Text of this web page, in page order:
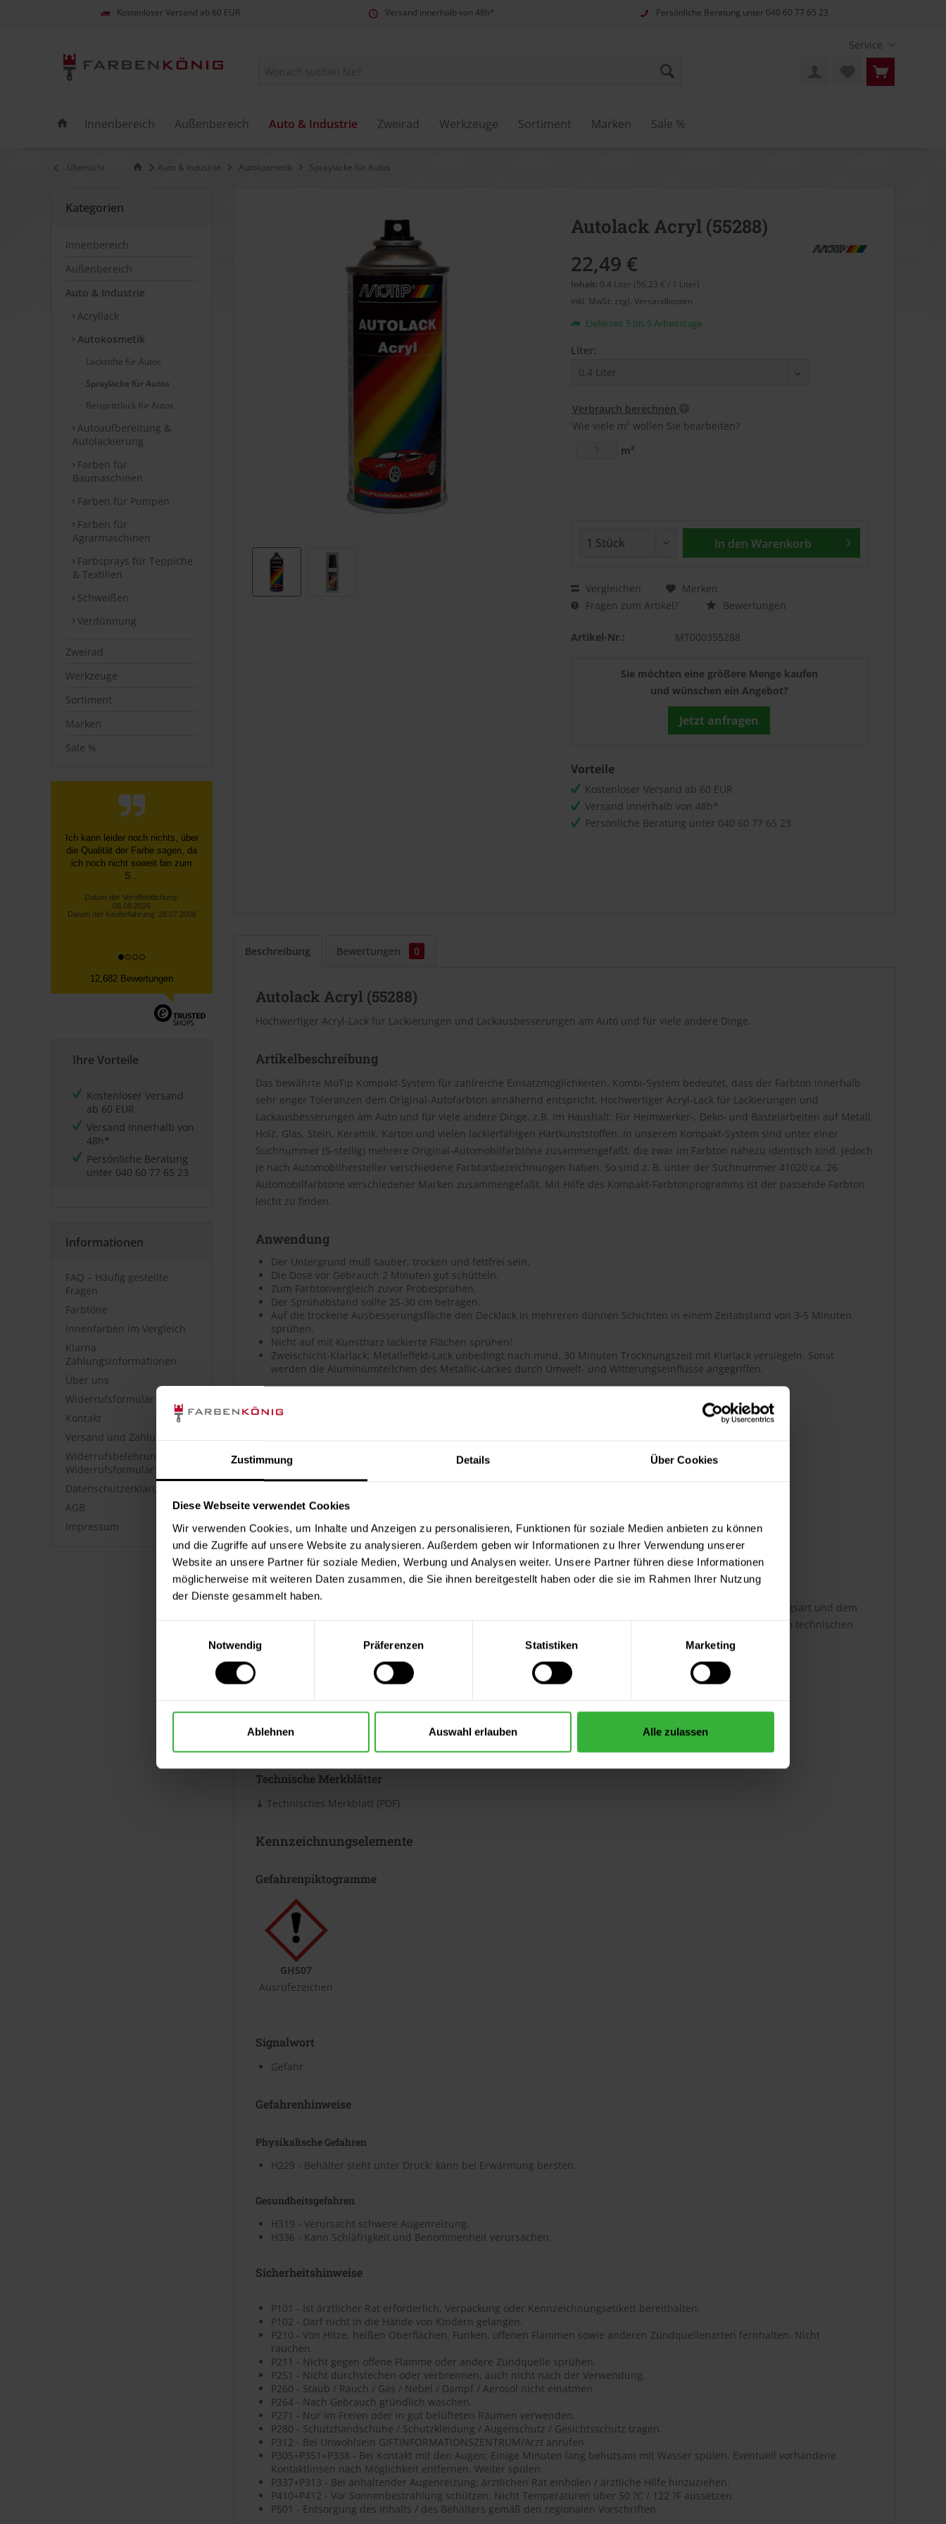
Zustimmung Details Über Cookies
Diese Webseite verwendet Cookies
Wir verwenden Cookies, um Inhalte und Anzeigen zu personalisieren, Funktionen für soziale Medien anbieten zu können
und die Zugriffe auf unsere Website zu analysieren. Außerdem geben wir Informationen zu Ihrer Verwendung unserer
Website an unsere Partner für soziale Medien, Werbung und Analysen weiter. Unsere Partner führen diese Informationen
möglicherweise mit weiteren Daten zusammen, die Sie ihnen bereitgestellt haben oder die sie im Rahmen Ihrer Nutzung
der Dienste gesammelt haben.
Notwendig
Präferenzen Statistiken Marketing
Ablehnen Auswahl erlauben Alle zulassen
Kostenloser Versand ab 60 EUR Versand innerhalb von 48h* Persönliche Beratung unter 040 60 77 65 23
Service
Innenbereich Außenbereich Auto & Industrie Zweirad Werkzeuge Sortiment Marken Sale %
Übersicht Auto & Industrie Autokosmetik Spraylacke für Autos
Kategorien
Innenbereich
Außenbereich
Auto & Industrie
Acryllack
Autokosmetik
Lackstifte für Autos
Spraylacke für Autos
Beispritzlack für Autos
Autoaufbereitung &
Autolackierung
Farben für
Baumaschinen
Farben für Pumpen
Farben für
Agrarmaschinen
Farbsprays für Teppiche
& Textilien
Schweißen
Verdünnung
Zweirad
Werkzeuge
Sortiment
Marken
Sale %
Alles bestens.
Datum der Veröffentlichung:
08.08.2026
Datum der Kauferfahrung: 30.07.2026
12,682 Bewertungen
Ihre Vorteile
Kostenloser Versand
ab 60 EUR
Versand innerhalb von
48h*
Persönliche Beratung
unter 040 60 77 65 23
Informationen
FAQ – Häufig gestellte
Fragen
Farbtöne
Innenfarben im Vergleich
Klarna
Zahlungsinformationen
Über uns
Widerrufsformular
Kontakt
Versand und Zahlung
Widerrufsbelehrung &
Widerrufsformular
Datenschutzerklärung
AGB
Impressum
Autolack Acryl (55288)
22,49 €
Inhalt: 0.4 Liter (56,23 € / 1 Liter)
inkl. MwSt. zzgl. Versandkosten
Lieferzeit 5 bis 9 Arbeitstage
Liter:
Verbrauch berechnen
Wie viele m² wollen Sie bearbeiten?
m²
In den Warenkorb
Vergleichen
Merken
Fragen zum Artikel?
Bewertungen
Artikel-Nr.: MT000355288
Sie möchten eine größere Menge kaufen
und wünschen ein Angebot?
Jetzt anfragen
Vorteile
Kostenloser Versand ab 60 EUR
Versand innerhalb von 48h*
Persönliche Beratung unter 040 60 77 65 23
Beschreibung Bewertungen 0
Autolack Acryl (55288)
Hochwertiger Acryl-Lack für Lackierungen und Lackausbesserungen am Auto und für viele andere Dinge.
Artikelbeschreibung
Das bewährte MoTip Kompakt-System für zahlreiche Einsatzmöglichkeiten. Kombi-System bedeutet, dass der Farbton innerhalb
sehr enger Toleranzen dem Original-Autofarbton annähernd entspricht. Hochwertiger Acryl-Lack für Lackierungen und
Lackausbesserungen am Auto und für viele andere Dinge. z.B. Im Haushalt: Für Heimwerker-, Deko- und Bastelarbeiten auf Metall,
Holz, Glas, Stein, Keramik, Karton und vielen lackierfähigen Hartkunststoffen. In unserem Kompakt-System sind unter einer
Suchnummer (5-stellig) mehrere Original-Automobilfarbtöne zusammengefaßt, die zwar im Farbton nahezu identisch sind, jedoch
je nach Automobilhersteller verschiedene Farbtonbezeichnungen haben. So sind z. B. unter der Suchnummer 41020 ca. 26
Automobilfarbtöne verschiedener Marken zusammengefaßt. Mit Hilfe des Kompakt-Farbtonprogramms ist der passende Farbton
leicht zu finden.
Anwendung
Der Untergrund muß sauber, trocken und fettfrei sein.
Die Dose vor Gebrauch 2 Minuten gut schütteln.
Zum Farbtonvergleich zuvor Probesprühen.
Der Sprühabstand sollte 25-30 cm betragen.
Auf die trockene Ausbesserungsfläche den Decklack in mehreren dünnen Schichten in einem Zeitabstand von 3-5 Minuten
sprühen.
Nicht auf mit Kunstharz lackierte Flächen sprühen!
Zweischicht-Klarlack: Metalleffekt-Lack unbedingt nach mind. 30 Minuten Trocknungszeit mit Klarlack versiegeln. Sonst
werden die Aluminiumteilchen des Metallic-Lackes durch Umwelt- und Witterungseinflüsse angegriffen.
Artikeldetails
Sehr gute Deckkraft, ausgezeichnete Haftung, schnelltrocknend, dauerhafter Glanz
Hohe Oberflächenhärte bei gleichzeitig guter Elastizität
Guter Verlauf, glatte Oberfläche
Polierfähig, schmutzunempfindliche Oberfläche
Wetterfest, lichtecht, UV-beständig (vergilbungsfrei)
Kratz-, stoß- und schlagfest
Uni- sowie Metallic-Lacke werden durch den Überzug mit 2-Schicht-Klarlack bedingt benzinbeständig
Verbrauch
Die Reichweite beträgt laut Hersteller ca. 3,13 bis 4,37 m²/Liter. Der Verbrauch ist dabei abhängig von der Auftragsart und dem
Untergrund. Bei diesen Verbrauchszahlen handelt es sich um Richtwerte. Weitere Infos entnehmen Sie bitte dem technischen
Merkblatt.
Datenblätter & Dokumente
Sicherheitsdatenblätter
Technische Merkblätter
⤓ Technisches Merkblatt (PDF)
Kennzeichnungselemente
Gefahrenpiktogramme
GHS07
Ausrufezeichen
Signalwort
Gefahr
Gefahrenhinweise
Physikalische Gefahren
H229 - Behälter steht unter Druck: kann bei Erwärmung bersten.
Gesundheitsgefahren
H319 - Verursacht schwere Augenreizung.
H336 - Kann Schläfrigkeit und Benommenheit verursachen.
Sicherheitshinweise
P101 - Ist ärztlicher Rat erforderlich, Verpackung oder Kennzeichnungsetikett bereithalten.
P102 - Darf nicht in die Hände von Kindern gelangen.
P210 - Von Hitze, heißen Oberflächen, Funken, offenen Flammen sowie anderen Zündquellenarten fernhalten. Nicht
rauchen.
P211 - Nicht gegen offene Flamme oder andere Zündquelle sprühen.
P251 - Nicht durchstechen oder verbrennen, auch nicht nach der Verwendung.
P260 - Staub / Rauch / Gas / Nebel / Dampf / Aerosol nicht einatmen.
P264 - Nach Gebrauch gründlich waschen.
P271 - Nur im Freien oder in gut belüfteten Räumen verwenden.
P280 - Schutzhandschuhe / Schutzkleidung / Augenschutz / Gesichtsschutz tragen.
P312 - Bei Unwohlsein GIFTINFORMATIONSZENTRUM/Arzt anrufen.
P305+P351+P338 - Bei Kontakt mit den Augen: Einige Minuten lang behutsam mit Wasser spülen. Eventuell vorhandene
Kontaktlinsen nach Möglichkeit entfernen. Weiter spülen.
P337+P313 - Bei anhaltender Augenreizung: ärztlichen Rat einholen / ärztliche Hilfe hinzuziehen.
P410+P412 - Vor Sonnenbestrahlung schützen. Nicht Temperaturen über 50 ?C / 122 ?F aussetzen.
P501 - Entsorgung des Inhalts / des Behälters gemäß den regionalen Vorschriften.